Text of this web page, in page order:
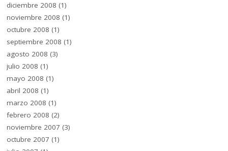
diciembre 2008 (1)
noviembre 2008 (1)
octubre 2008 (1)
septiembre 2008 (1)
agosto 2008 (3)
julio 2008 (1)
mayo 2008 (1)
abril 2008 (1)
marzo 2008 (1)
febrero 2008 (2)
noviembre 2007 (3)
octubre 2007 (1)